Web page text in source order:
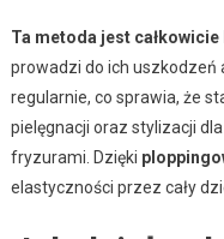
Ta metoda jest
prowadzi do ich uszkodzeń
regularnie, co sprawia, że
pielęgnacji oraz stylizacji
fryzurami. Dzięki
elastyczności przez cały